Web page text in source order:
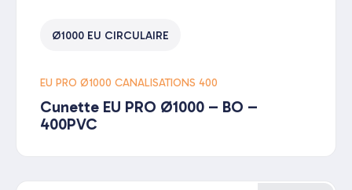
Ø1000 EU CIRCULAIRE
EU PRO Ø1000 CANALISATIONS 400
Cunette EU PRO Ø1000 – BO –
400PVC